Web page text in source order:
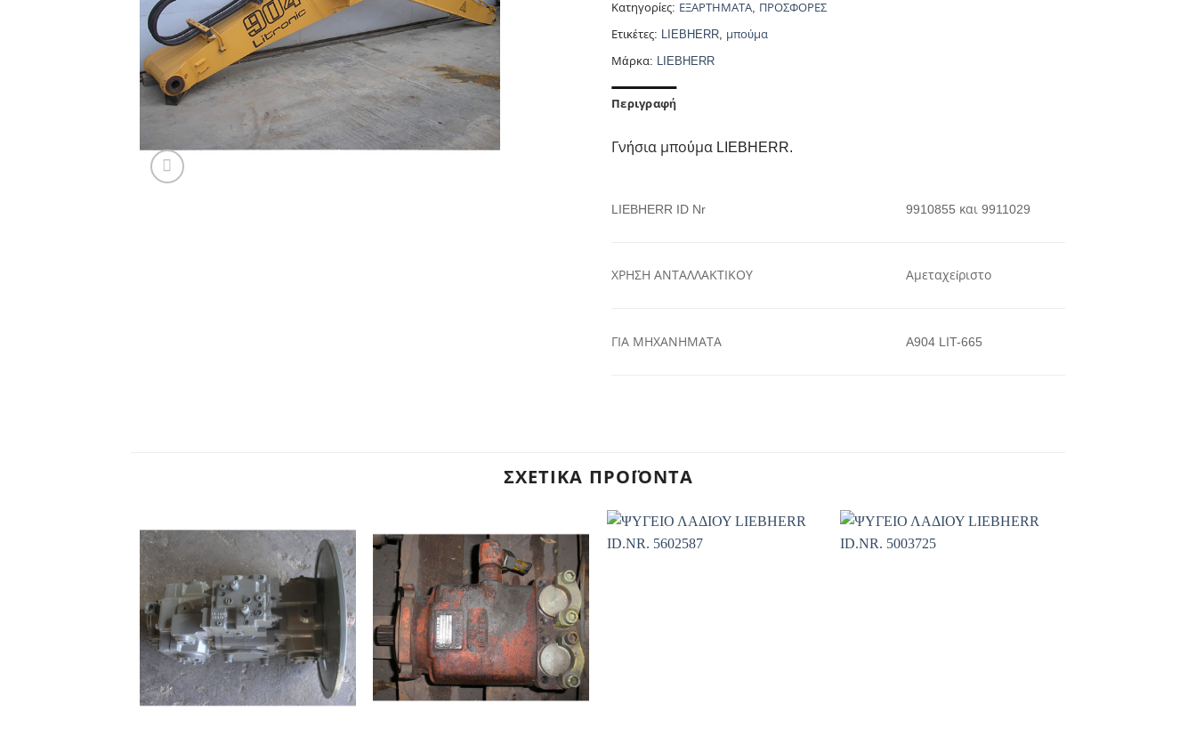
Κατηγορίες: ΕΞΑΡΤΗΜΑΤΑ, ΠΡΟΣΦΟΡΕΣ
Ετικέτες: LIEBHERR, μπούμα
Μάρκα: LIEBHERR
Περιγραφή
Γνήσια μπούμα LIEBHERR.
LIEBHERR ID Nr 9910855 και 9911029
ΧΡΗΣΗ ΑΝΤΑΛΛΑΚΤΙΚΟΥ Αμεταχείριστο
ΓΙΑ ΜΗΧΑΝΗΜΑΤΑ A904 LIT-665
ΣΧΕΤΙΚΆ ΠΡΟΪΌΝΤΑ